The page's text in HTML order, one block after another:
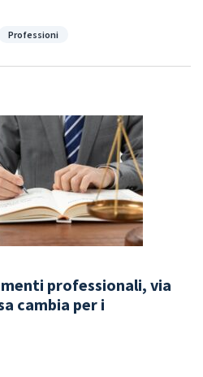
Professioni
professionali, via
cambia per i